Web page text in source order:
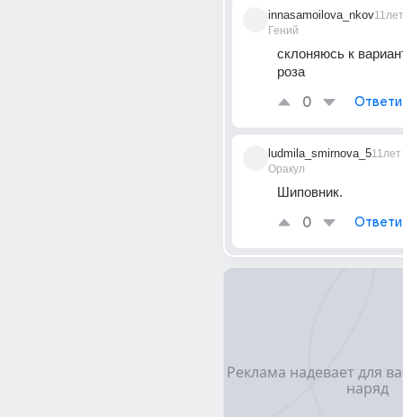
innasamoilova_nkov
Гений
11лет
склоняюсь к
роза
0
ludmila_smirnova_5
Оракул
11лет
Шиповник.
0